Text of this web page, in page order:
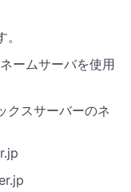
ームサーバを使用
クスサーバーのネ